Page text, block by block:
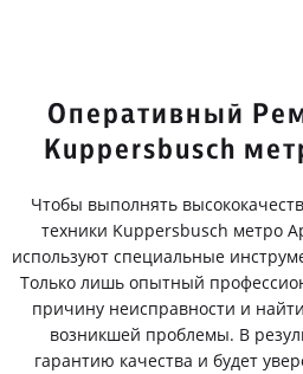
Оперативный
Kuppersbusch
Чтобы выполнять
техники Kuppersbusch метро
используют специальные
Только лишь опытный
причину неисправности и
возникшей проблемы. В
гарантию качества и будет